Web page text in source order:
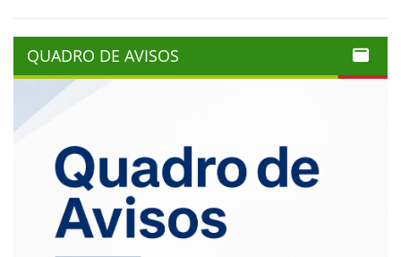
QUADRO DE AVISOS